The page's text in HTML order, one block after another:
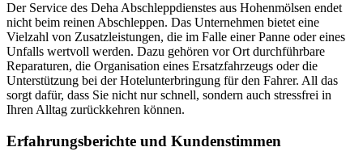
Der Service des Deha Abschleppdienstes aus Hohenmölsen endet
nicht beim reinen Abschleppen. Das Unternehmen bietet eine
Vielzahl von Zusatzleistungen, die im Falle einer Panne oder eines
Unfalls wertvoll werden. Dazu gehören vor Ort durchführbare
Reparaturen, die Organisation eines Ersatzfahrzeugs oder die
Unterstützung bei der Hotelunterbringung für den Fahrer. All das
sorgt dafür, dass Sie nicht nur schnell, sondern auch stressfrei in
Ihren Alltag zurückkehren können.
Erfahrungsberichte und Kundenstimmen